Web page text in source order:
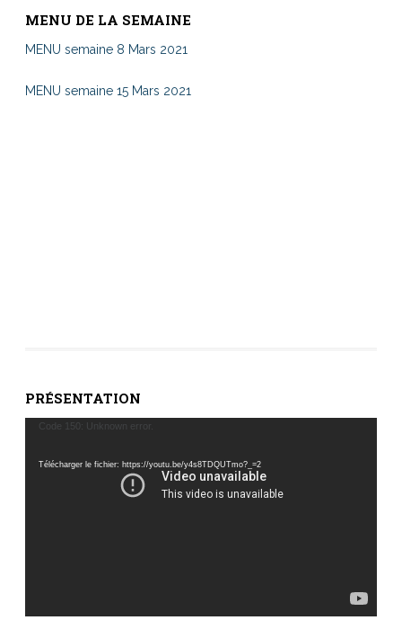
MENU DE LA SEMAINE
MENU semaine 8 Mars 2021
MENU semaine 15 Mars 2021
PRÉSENTATION
Lecteur
Code 150: Unknown error.
Télécharger le fichier: https://youtu.be/y4s8TDQUTmo?_=2